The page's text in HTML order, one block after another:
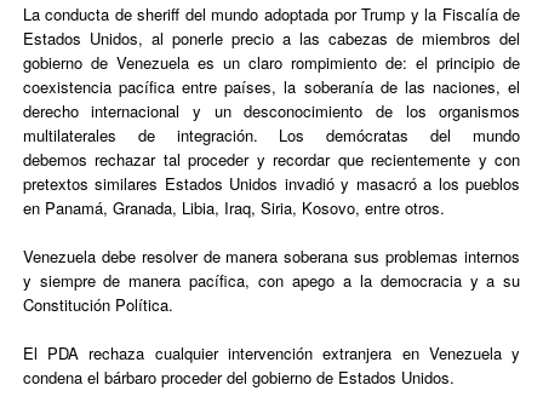
La conducta de sheriff del mundo adoptada por Trump y la Fiscalía de
Estados Unidos, al ponerle precio a las cabezas de miembros del
gobierno de Venezuela es un claro rompimiento de: el principio de
coexistencia pacífica entre países, la soberanía de las naciones, el
derecho internacional y un desconocimiento de los organismos
multilaterales de integración. Los demócratas del mundo
debemos rechazar tal proceder y recordar que recientemente y con
pretextos similares Estados Unidos invadió y masacró a los pueblos
en Panamá, Granada, Libia, Iraq, Siria, Kosovo, entre otros.
Venezuela debe resolver de manera soberana sus problemas internos
y siempre de manera pacífica, con apego a la democracia y a su
Constitución Política.
El PDA rechaza cualquier intervención extranjera en Venezuela y
condena el bárbaro proceder del gobierno de Estados Unidos.